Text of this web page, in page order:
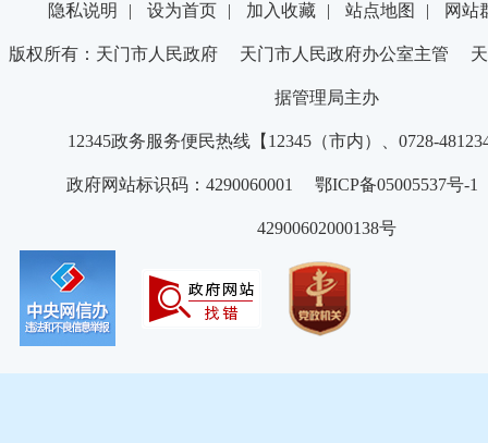
隐私说明 | 设为首页 | 加入收藏 | 站点地图 | 网站
版权所有：天门市人民政府 天门市人民政府办公室主管 天
据管理局主办
12345政务服务便民热线【12345（市内）、0728-
政府网站标识码：4290060001 鄂ICP备05005537号
42900602000138号